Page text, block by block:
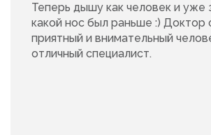
Теперь дышу как человек и уже
какой нос был раньше :) Доктор
приятный и внимательный
отличный специалист.